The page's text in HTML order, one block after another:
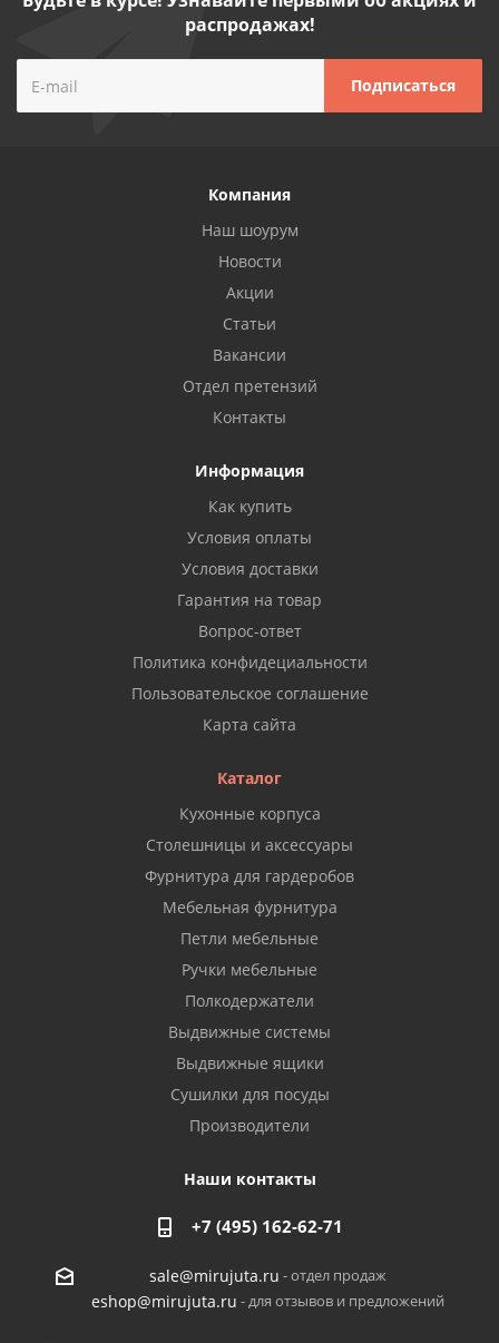
распродажах!
Компания
Наш шоурум
Новости
Акции
Статьи
Вакансии
Отдел претензий
Контакты
Информация
Как купить
Условия оплаты
Условия доставки
Гарантия на товар
Вопрос-ответ
Политика конфидециальности
Пользовательское соглашение
Карта сайта
Каталог
Кухонные корпуса
Столешницы и аксессуары
Фурнитура для гардеробов
Мебельная фурнитура
Петли мебельные
Ручки мебельные
Полкодержатели
Выдвижные системы
Выдвижные ящики
Сушилки для посуды
Производители
Наши контакты
+7 (495) 162-62-71
sale@mirujuta.ru - отдел продаж
eshop@mirujuta.ru - для отзывов и предложений